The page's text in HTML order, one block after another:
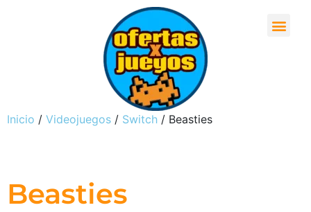
Inicio / Videojuegos / Switch / Beasties
Beasties